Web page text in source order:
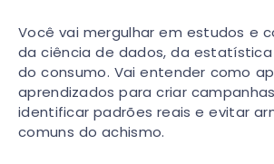
Você vai mergulhar em estudos e
da ciência de dados, da
do consumo. Vai entender como
aprendizados para criar
identificar padrões reais e evitar
comuns do achismo.